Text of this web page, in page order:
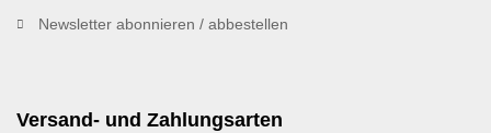
Newsletter abonnieren / abbestellen
Versand- und Zahlungsarten